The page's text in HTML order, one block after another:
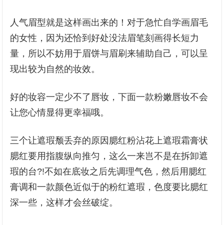
人气眉型就是这样画出来的！对于急忙自学画眉毛
的女性，因为还恰到好处没法眉笔刻画得长短力
量，所以不妨用于眉饼与眉刷来辅助自己，可以呈
现出较为自然的妆效。
好的妆容一定少不了唇妆，下面一款粉嫩唇妆不会
让您心情显得更幸福哦。
三个让遮瑕颓丢弃的原因腮红粉沾花上遮瑕霜膏状
腮红要用指腹纵向推匀，这么一来岂不是在拆卸遮
瑕的台?!不如在底妆之后先调理气色，然后用腮红
膏调和一款颜色近似于的粉红遮瑕，色度要比腮红
深一些，这样才会丝破绽。